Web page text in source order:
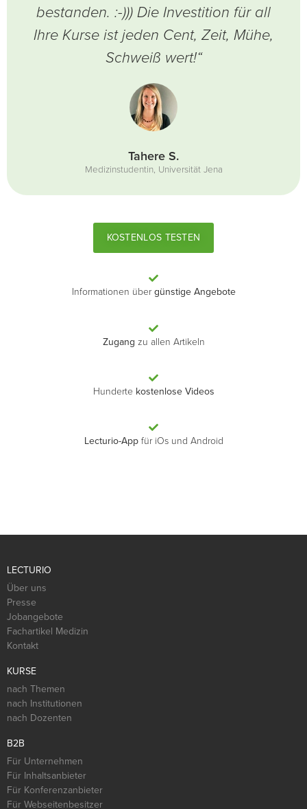
bestanden. :-))) Die Investition für all
Ihre Kurse ist jeden Cent, Zeit, Mühe,
Schweiß wert!“
Tahere S.
Medizinstudentin, Universität Jena
KOSTENLOS TESTEN
Informationen über günstige Angebote
Zugang zu allen Artikeln
Hunderte kostenlose Videos
Lecturio-Appfür iOs und Android
LECTURIO
Über uns
Presse
Jobangebote
Fachartikel Medizin
Kontakt
KURSE
nach Themen
nach Institutionen
nach Dozenten
B2B
Für Unternehmen
Für Inhaltsanbieter
Für Konferenzanbieter
Für Webseitenbesitzer